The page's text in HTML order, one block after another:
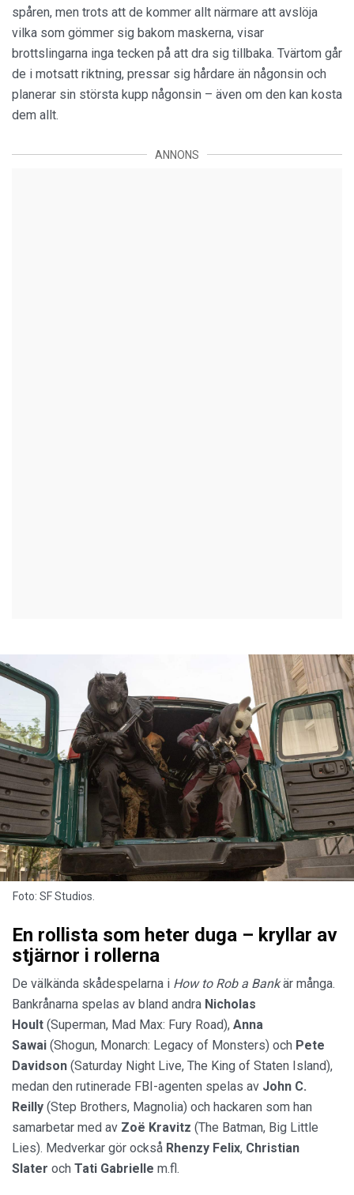
spåren, men trots att de kommer allt närmare att avslöja
vilka som gömmer sig bakom maskerna, visar
brottslingarna inga tecken på att dra sig tillbaka. Tvärtom går
de i motsatt riktning, pressar sig hårdare än någonsin och
planerar sin största kupp någonsin – även om den kan kosta
dem allt.
ANNONS
Foto: SF Studios.
En rollista som heter duga – kryllar av
stjärnor i rollerna
De välkända skådespelarna i How to Rob a Bankär många.
Bankrånarna spelas av bland andra Nicholas
Hoult (Superman, Mad Max: Fury Road), Anna
Sawai (Shogun, Monarch: Legacy of Monsters) och Pete
Davidson (Saturday Night Live, The King of Staten Island),
medan den rutinerade FBI-agenten spelas av John C.
Reilly (Step Brothers, Magnolia) och hackaren som han
samarbetar med av Zoë Kravitz (The Batman, Big Little
Lies). Medverkar gör också Rhenzy Felix, Christian
Slater och Tati Gabrielle m.fl.